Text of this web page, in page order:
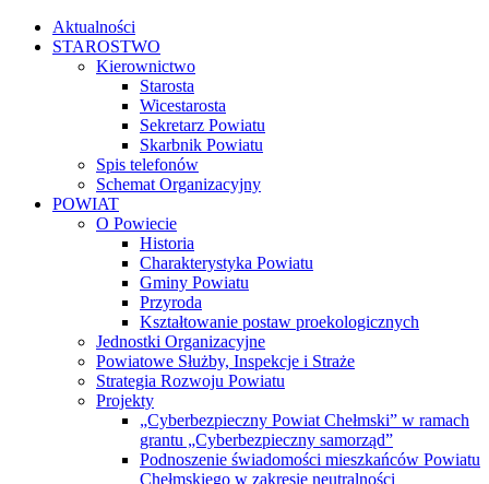
Aktualności
STAROSTWO
Kierownictwo
Starosta
Wicestarosta
Sekretarz Powiatu
Skarbnik Powiatu
Spis telefonów
Schemat Organizacyjny
POWIAT
O Powiecie
Historia
Charakterystyka Powiatu
Gminy Powiatu
Przyroda
Kształtowanie postaw proekologicznych
Jednostki Organizacyjne
Powiatowe Służby, Inspekcje i Straże
Strategia Rozwoju Powiatu
Projekty
„Cyberbezpieczny Powiat Chełmski” w ramach
grantu „Cyberbezpieczny samorząd”
Podnoszenie świadomości mieszkańców Powiatu
Chełmskiego w zakresie neutralności